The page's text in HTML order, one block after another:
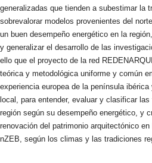
generalizadas que tienden a subestimar la
sobrevalorar modelos provenientes del
un buen desempeño energético en la
y generalizar el desarrollo de las
ello que el proyecto de la red
teórica y metodológica uniforme y común
experiencia europea de la península
local, para entender, evaluar y clasificar
región según su desempeño energético, y
renovación del patrimonio arquitectónico
nZEB, según los climas y las tradiciones